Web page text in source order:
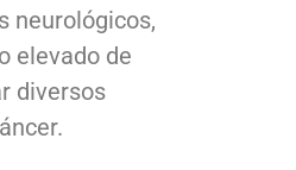
neurológicos,
elevado de
diversos